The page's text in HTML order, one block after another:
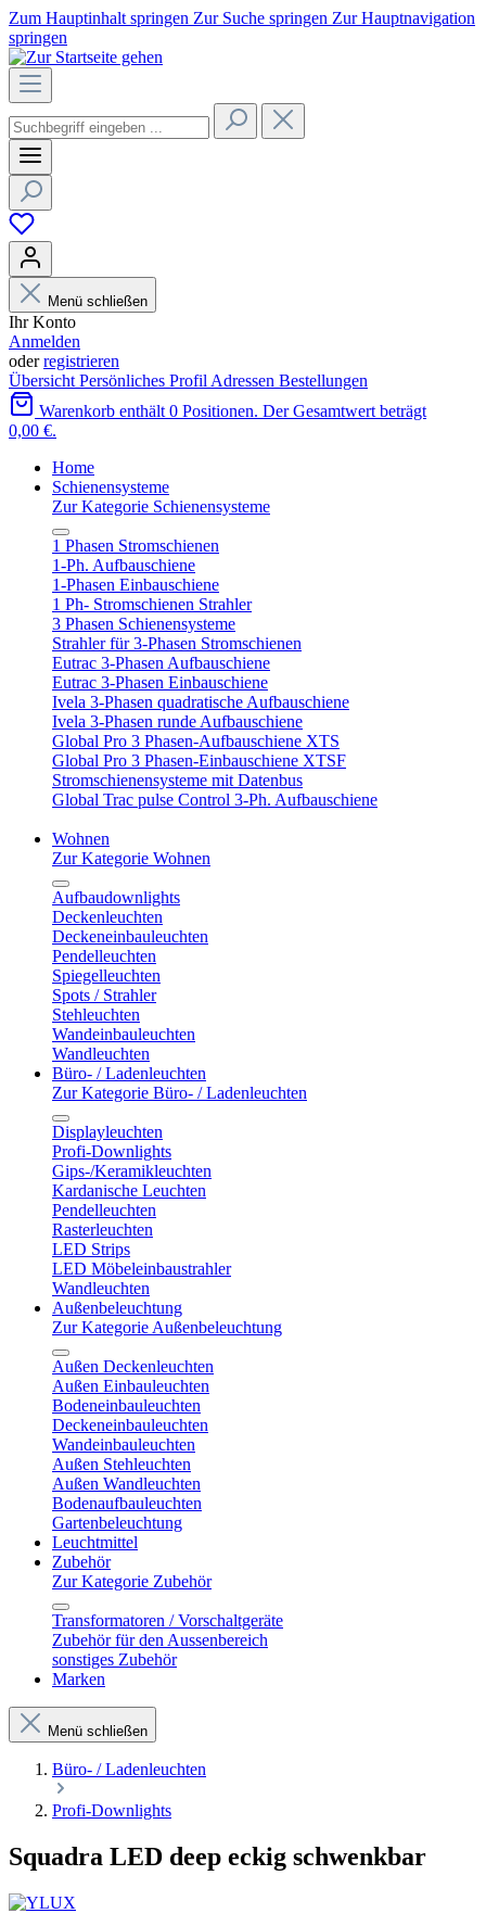
Zum Hauptinhalt springen Zur Suche springen Zur Hauptnavigation
springen
Menü schließen
Ihr Konto
Anmelden
oderregistrieren
Übersicht Persönliches Profil Adressen Bestellungen
Warenkorb enthält 0 Positionen. Der Gesamtwert beträgt
0,00 €.
Home
Schienensysteme
Zur Kategorie Schienensysteme
1 Phasen Stromschienen
1-Ph. Aufbauschiene
1-Phasen Einbauschiene
1 Ph- Stromschienen Strahler
3 Phasen Schienensysteme
Strahler für 3-Phasen Stromschienen
Eutrac 3-Phasen Aufbauschiene
Eutrac 3-Phasen Einbauschiene
Ivela 3-Phasen quadratische Aufbauschiene
Ivela 3-Phasen runde Aufbauschiene
Global Pro 3 Phasen-Aufbauschiene XTS
Global Pro 3 Phasen-Einbauschiene XTSF
Stromschienensysteme mit Datenbus
Global Trac pulse Control 3-Ph. Aufbauschiene
Wohnen
Zur Kategorie Wohnen
Aufbaudownlights
Deckenleuchten
Deckeneinbauleuchten
Pendelleuchten
Spiegelleuchten
Spots / Strahler
Stehleuchten
Wandeinbauleuchten
Wandleuchten
Büro- / Ladenleuchten
Zur Kategorie Büro- / Ladenleuchten
Displayleuchten
Profi-Downlights
Gips-/Keramikleuchten
Kardanische Leuchten
Pendelleuchten
Rasterleuchten
LED Strips
LED Möbeleinbaustrahler
Wandleuchten
Außenbeleuchtung
Zur Kategorie Außenbeleuchtung
Außen Deckenleuchten
Außen Einbauleuchten
Bodeneinbauleuchten
Deckeneinbauleuchten
Wandeinbauleuchten
Außen Stehleuchten
Außen Wandleuchten
Bodenaufbauleuchten
Gartenbeleuchtung
Leuchtmittel
Zubehör
Zur Kategorie Zubehör
Transformatoren / Vorschaltgeräte
Zubehör für den Aussenbereich
sonstiges Zubehör
Marken
Menü schließen
Büro- / Ladenleuchten
Profi-Downlights
Squadra LED deep eckig schwenkbar